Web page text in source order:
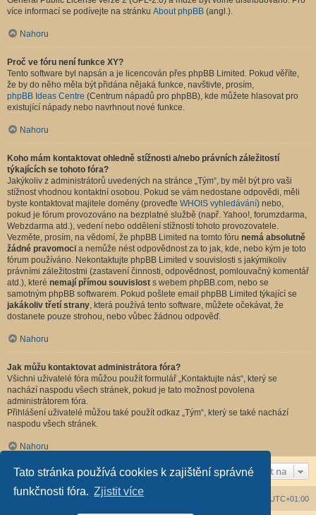
Tato stránka používá cookies k zajištění správné
funkčnosti fóra. Zjistit více
více informací se podívejte na stránku About phpBB (angl.).
Nahoru
Proč ve fóru není funkce XY?
Tento software byl napsán a je licencován přes phpBB Limited. Pokud věříte,
že by do něho měla být přidána nějaká funkce, navštivte, prosím,
phpBB Ideas Centre (Centrum nápadů pro phpBB), kde můžete hlasovat pro
existující nápady nebo navrhnout nové funkce.
Nahoru
Koho mám kontaktovat ohledně stížnosti a/nebo právních záležitostí
týkajících se tohoto fóra?
Jakýkoliv z administrátorů uvedených na stránce „Tým“, by měl být pro vaši
stížnost vhodnou kontaktní osobou. Pokud se vám nedostane odpovědi, měli
byste kontaktovat majitele domény (proveďte WHOIS vyhledávání) nebo,
pokud je fórum provozováno na bezplatné službě (např. Yahoo!, forumzdarma,
Webzdarma atd.), vedení nebo oddělení stížností tohoto provozovatele.
Vezměte, prosím, na vědomí, že phpBB Limited na tomto fóru nemá absolutně
žádné pravomoci a nemůže nést odpovědnost za to jak, kde, nebo kým je toto
fórum používáno. Nekontaktujte phpBB Limited v souvislosti s jakýmikoliv
právními záležitostmi (zastavení činnosti, odpovědnost, pomlouvačný komentář
atd.), které nemají přímou souvislost s webem phpBB.com, nebo se
samotným phpBB softwarem. Pokud pošlete email phpBB Limited týkající se
jakákoliv třetí strany, která používá tento software, můžete očekávat, že
dostanete pouze strohou, nebo vůbec žádnou odpověď.
Nahoru
Jak můžu kontaktovat administrátora fóra?
Všichni uživatelé fóra můžou použít formulář „Kontaktujte nás“, který se
nachází naspodu všech stránek, pokud je tato možnost povolena
administrátorem fóra.
Přihlášení uživatelé můžou také použít odkaz „Tým“, který se také nachází
naspodu všech stránek.
Nahoru
Přejít na
UTC+01:00